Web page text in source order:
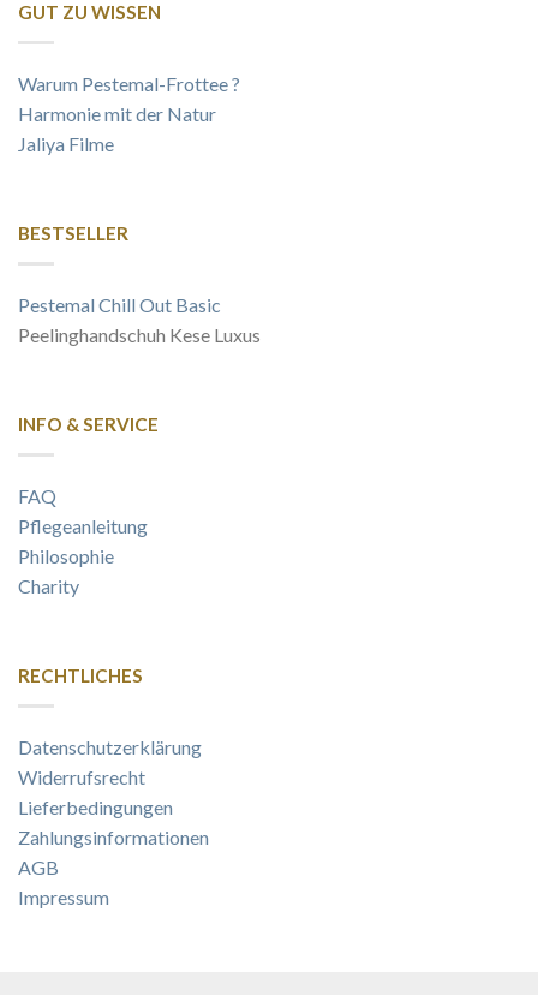
GUT ZU WISSEN
Warum Pestemal-Frottee ?
Harmonie mit der Natur
Jaliya Filme
BESTSELLER
Pestemal Chill Out Basic
Peelinghandschuh Kese Luxus
INFO & SERVICE
FAQ
Pflegeanleitung
Philosophie
Charity
RECHTLICHES
Datenschutzerklärung
Widerrufsrecht
Lieferbedingungen
Zahlungsinformationen
AGB
Impressum